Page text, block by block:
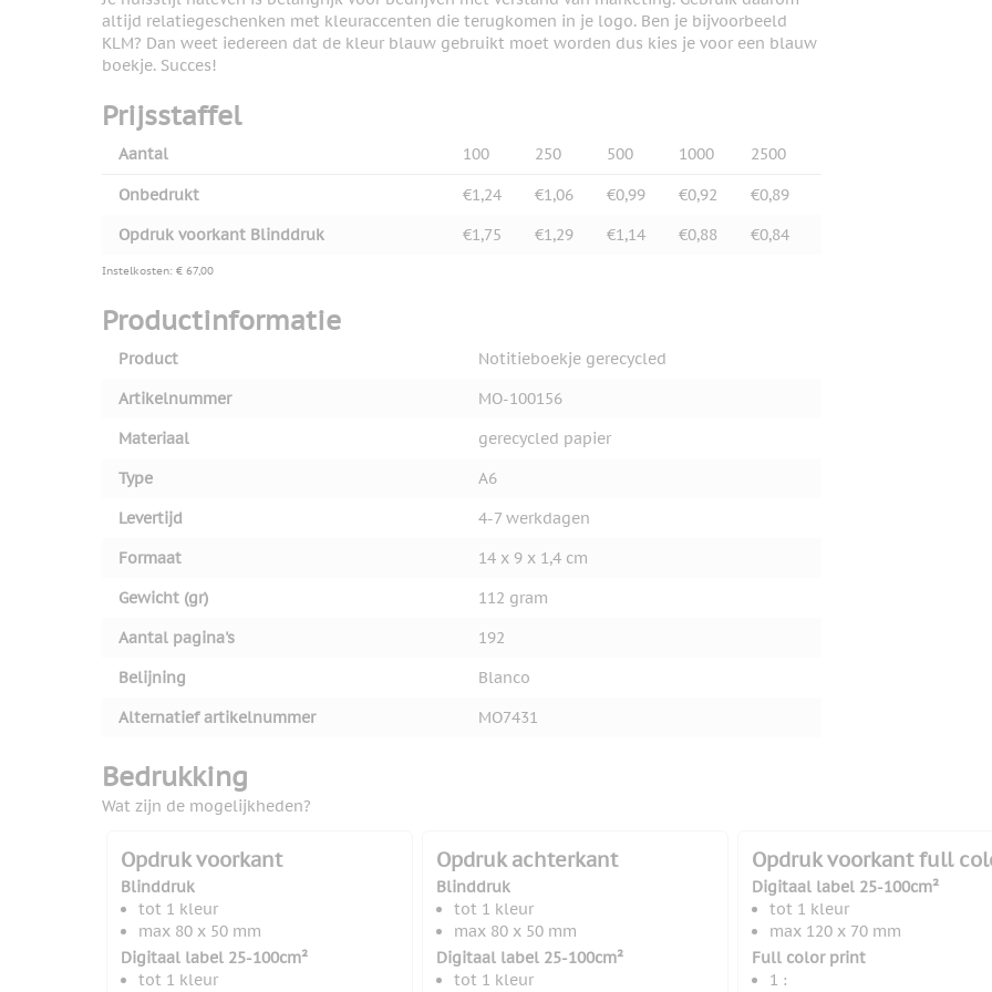
altijd relatiegeschenken met kleuraccenten die terugkomen in je logo. Ben je bijvoorbeeld
KLM? Dan weet iedereen dat de kleur blauw gebruikt moet worden dus kies je voor een blauw
boekje. Succes!
Prijsstaffel
Aantal 100 250 500 1000 2500
Onbedrukt €1,24 €1,06 €0,99 €0,92
€0,89
Opdruk voorkant Blinddruk
€1,75 €1,29 €1,14 €0,88 €0,84
Instelkosten: € 67,00
Productinformatie
Product
Notitieboekje gerecycled
Artikelnummer
MO-100156
Materiaal
gerecycled papier
Type
A6
Levertijd
4-7 werkdagen
Formaat
14 x 9 x 1,4 cm
Gewicht (gr)
112 gram
Aantal pagina's
192
Belijning
Blanco
Alternatief artikelnummer
MO7431
Bedrukking
Wat zijn de mogelijkheden?
Opdruk voorkant
Blinddruk
tot 1 kleur
max 80 x 50 mm
Digitaal label 25-100cm²
tot 1 kleur
Opdruk achterkant
Blinddruk
tot 1 kleur
max 80 x 50 mm
Digitaal label 25-100cm²
tot 1 kleur
Opdruk voorkant full
Digitaal label 25-100cm²
tot 1 kleur
max 120 x 70 mm
Full color print
1 :